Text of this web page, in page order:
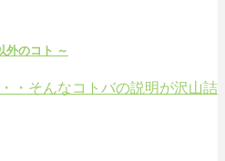
外のコト ～
・そんなコトバの説明が沢山詰